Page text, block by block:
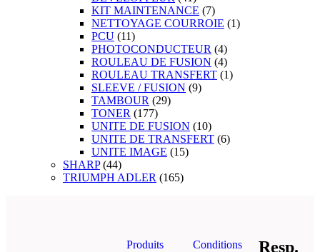
KIT MAINTENANCE (7)
NETTOYAGE COURROIE (1)
PCU (11)
PHOTOCONDUCTEUR (4)
ROULEAU DE FUSION (4)
ROULEAU TRANSFERT (1)
SLEEVE / FUSION (9)
TAMBOUR (29)
TONER (177)
UNITE DE FUSION (10)
UNITE DE TRANSFERT (6)
UNITE IMAGE (15)
SHARP (44)
TRIUMPH ADLER (165)
Produits
Conditions
Resp.